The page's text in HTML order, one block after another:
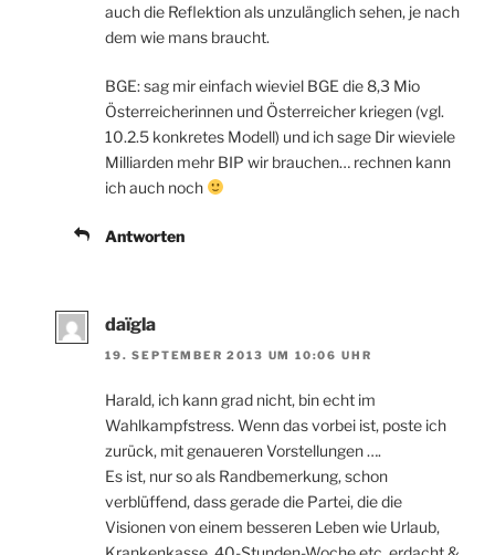
auch die Reflektion als unzulänglich sehen, je nach
dem wie mans braucht.
BGE: sag mir einfach wieviel BGE die 8,3 Mio
Österreicherinnen und Österreicher kriegen (vgl.
10.2.5 konkretes Modell) und ich sage Dir wieviele
Milliarden mehr BIP wir brauchen… rechnen kann
ich auch noch
Antworten
daïgla
19. SEPTEMBER 2013 UM 10:06 UHR
Harald, ich kann grad nicht, bin echt im
Wahlkampfstress. Wenn das vorbei ist, poste ich
zurück, mit genaueren Vorstellungen ….
Es ist, nur so als Randbemerkung, schon
verblüffend, dass gerade die Partei, die die
Visionen von einem besseren Leben wie Urlaub,